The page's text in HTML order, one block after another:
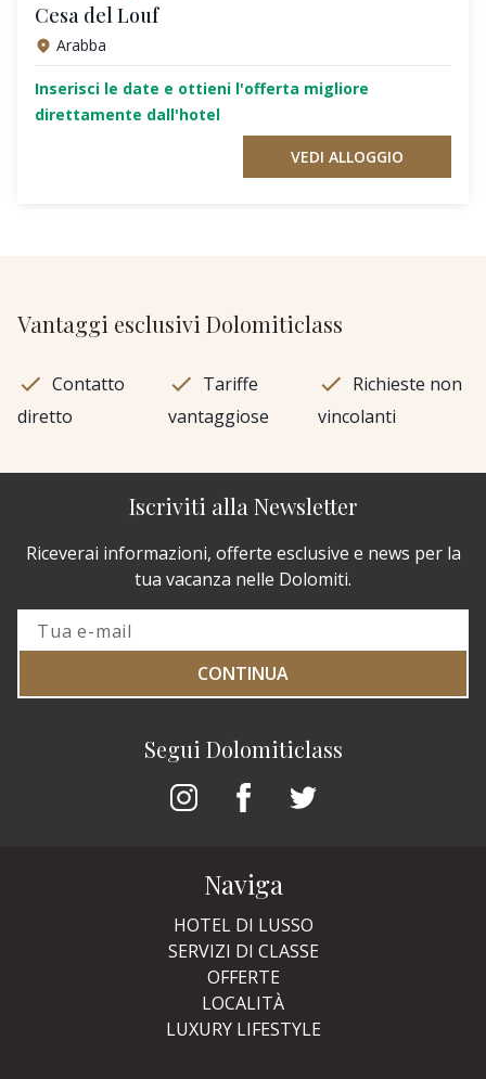
Cesa del Louf
Arabba
Inserisci le date e ottieni l'offerta migliore
direttamente dall'hotel
VEDI ALLOGGIO
Vantaggi esclusivi Dolomiticlass
Contatto
diretto
Tariffe
vantaggiose
Richieste non
vincolanti
Segui Dolomiticlass
Iscriviti alla Newsletter
Riceverai informazioni, offerte esclusive e news per la
tua vacanza nelle Dolomiti.
CONTINUA
Naviga
HOTEL DI LUSSO
SERVIZI DI CLASSE
OFFERTE
LOCALITÀ
LUXURY LIFESTYLE